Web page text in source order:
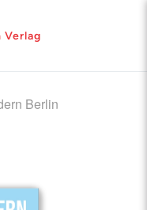
Verlag
Berlin